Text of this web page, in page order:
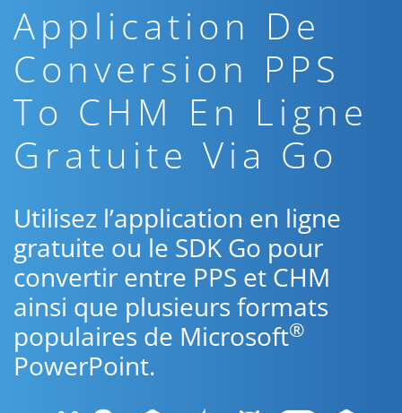
Application De
Conversion PPS
To CHM En Ligne
Gratuite Via Go
Utilisez l’application en ligne
gratuite ou le SDK Go pour
convertir entre PPS et CHM
ainsi que plusieurs formats
populaires de Microsoft®
PowerPoint.